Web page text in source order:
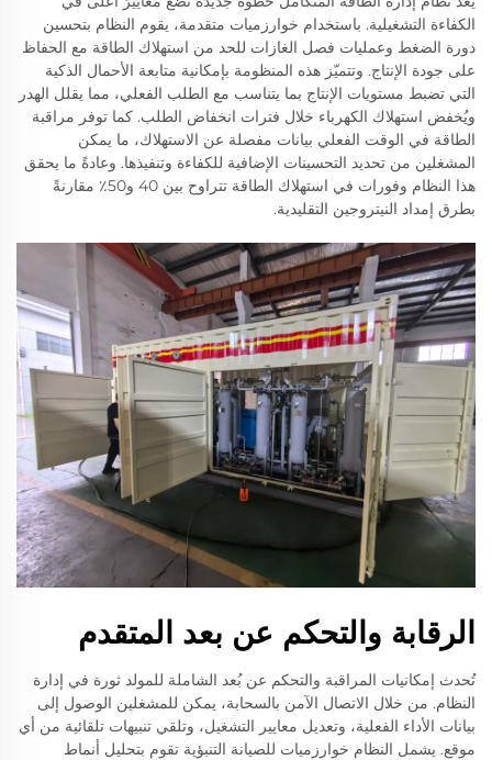
الكفاءة التشغيلية. باستخدام خوارزميات متقدمة، يقوم النظام بتحسين
دورة الضغط وعمليات فصل الغازات للحد من استهلاك الطاقة مع الحفاظ
على جودة الإنتاج. وتتميّز هذه المنظومة بإمكانية متابعة الأحمال الذكية
التي تضبط مستويات الإنتاج بما يتناسب مع الطلب الفعلي، مما يقلل الهدر
ويُخفض استهلاك الكهرباء خلال فترات انخفاض الطلب. كما توفر مراقبة
الطاقة في الوقت الفعلي بيانات مفصلة عن الاستهلاك، ما يمكن
المشغلين من تحديد التحسينات الإضافية للكفاءة وتنفيذها. وعادةً ما يحقق
هذا النظام وفورات في استهلاك الطاقة تتراوح بين 40 و50٪ مقارنةً
بطرق إمداد النيتروجين التقليدية.
الرقابة والتحكم عن بعد المتقدم
تُحدث إمكانيات المراقبة والتحكم عن بُعد الشاملة للمولد ثورة في إدارة
النظام. من خلال الاتصال الآمن بالسحابة، يمكن للمشغلين الوصول إلى
بيانات الأداء الفعلية، وتعديل معايير التشغيل، وتلقي تنبيهات تلقائية من أي
موقع. يشمل النظام خوارزميات للصيانة التنبؤية تقوم بتحليل أنماط